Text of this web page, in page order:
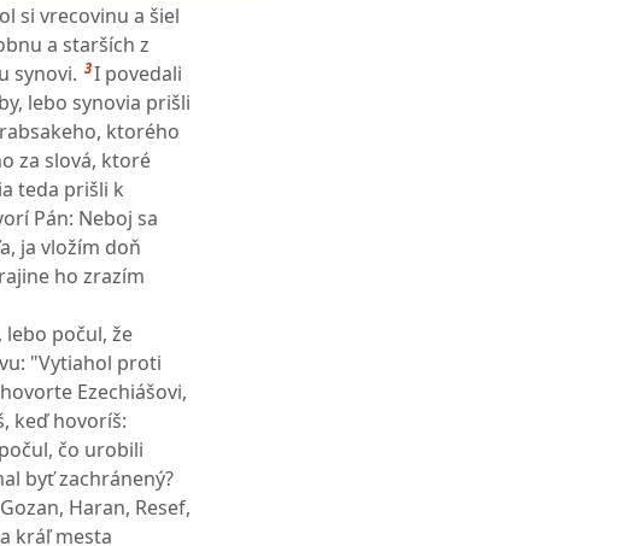
si vrecovinu a šiel
a starších z
synovi. 3I povedali
lebo synovia prišli
ktorého
za slová, ktoré
teda prišli k
Pán: Neboj sa
ja vložím doň
ho zrazím
počul, že
"Vytiahol proti
Ezechiášovi,
keď hovoríš:
čo urobili
byť zachránený?
Haran, Resef,
kráľ mesta